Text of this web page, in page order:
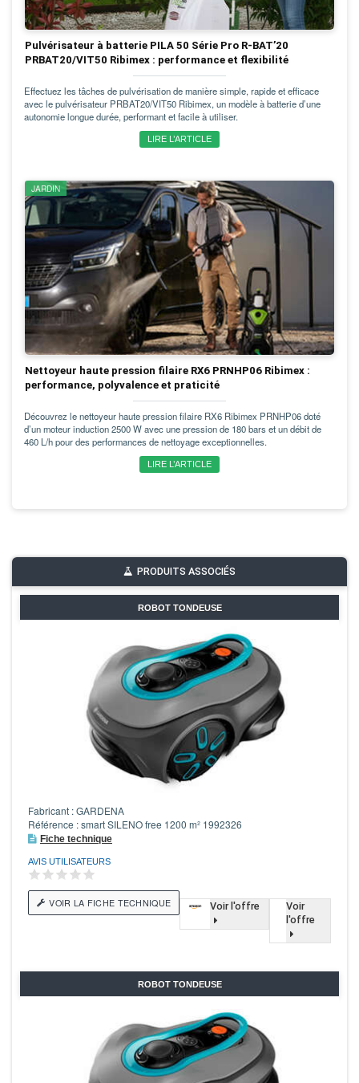
Pulvérisateur à batterie PILA 50 Série Pro R-BAT’20
PRBAT20/VIT50 Ribimex : performance et flexibilité
Effectuez les tâches de pulvérisation de manière simple, rapide et efficace
avec le pulvérisateur PRBAT20/VIT50 Ribimex, un modèle à batterie d’une
autonomie longue durée, performant et facile à utiliser.
LIRE L’ARTICLE
JARDIN
Nettoyeur haute pression filaire RX6 PRNHP06 Ribimex :
performance, polyvalence et praticité
Découvrez le nettoyeur haute pression filaire RX6 Ribimex PRNHP06 doté
d’un moteur induction 2500 W avec une pression de 180 bars et un débit de
460 L/h pour des performances de nettoyage exceptionnelles.
LIRE L’ARTICLE
PRODUITS ASSOCIÉS
ROBOT TONDEUSE
Fabricant : GARDENA
Référence : smart SILENO free 1200 m² 1992326
Fiche technique
AVIS UTILISATEURS
VOIR LA FICHE TECHNIQUE Voir l'offre
Voir
l'offre
ROBOT TONDEUSE